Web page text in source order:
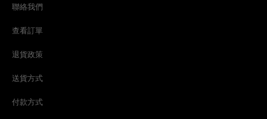
聯絡我們
查看訂單
退貨政策
送貨方式
付款方式